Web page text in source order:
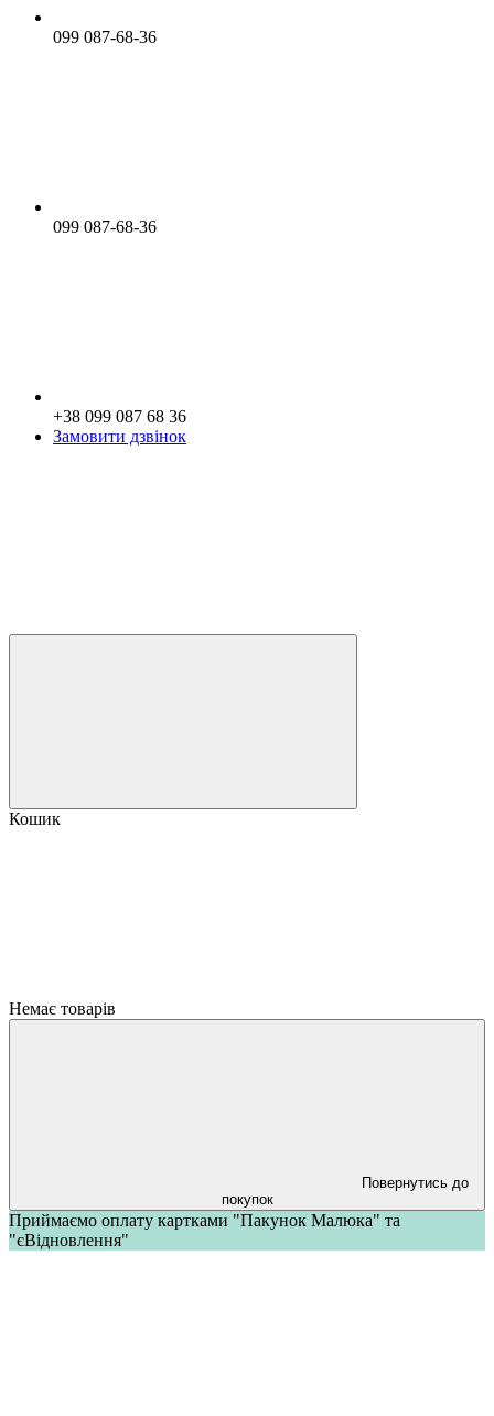
099 087-68-36
099 087-68-36
+38 099 087 68 36
Замовити дзвінок
Кошик
Немає товарів
Повернутись до
покупок
Приймаємо оплату картками "Пакунок Малюка" та
"єВідновлення"